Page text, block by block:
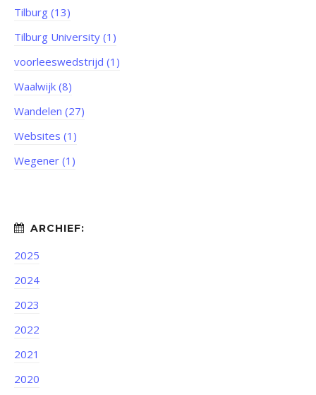
Tilburg (13)
Tilburg University (1)
voorleeswedstrijd (1)
Waalwijk (8)
Wandelen (27)
Websites (1)
Wegener (1)
2025
2024
2023
2022
2021
2020